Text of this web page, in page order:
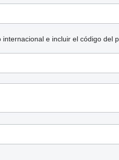
e incluir el código del